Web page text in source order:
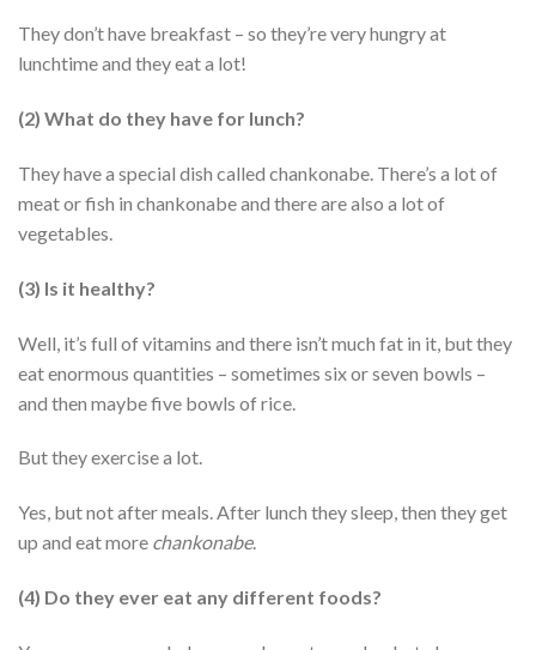
They don’t have breakfast – so they’re very hungry at
lunchtime and they eat a lot!
(2) What do they have for lunch?
They have a special dish called chankonabe. There’s a lot of
meat or fish in chankonabe and there are also a lot of
vegetables.
(3) Is it healthy?
Well, it’s full of vitamins and there isn’t much fat in it, but they
eat enormous quantities – sometimes six or seven bowls –
and then maybe five bowls of rice.
But they exercise a lot.
Yes, but not after meals. After lunch they sleep, then they get
up and eat more chankonabe.
(4) Do they ever eat any different foods?